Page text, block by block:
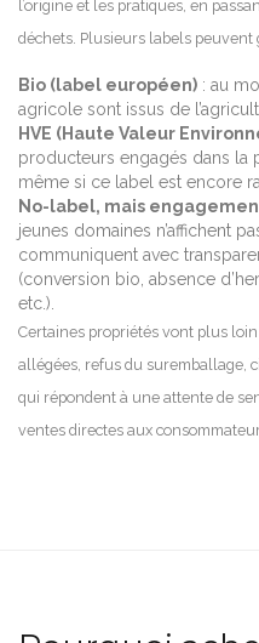
l’origine et les pratiques, en
déchets. Plusieurs labels peuvent
Bio (label européen) : au
agricole sont issus de
HVE (Haute Valeur
producteurs engagés dans la
même si ce label est encore
No-label, mais
jeunes domaines n’affichent
communiquent avec
(conversion bio, absence
etc.).
Certaines propriétés vont plus
allégées, refus du suremballage,
qui répondent à une attente de
ventes directes aux